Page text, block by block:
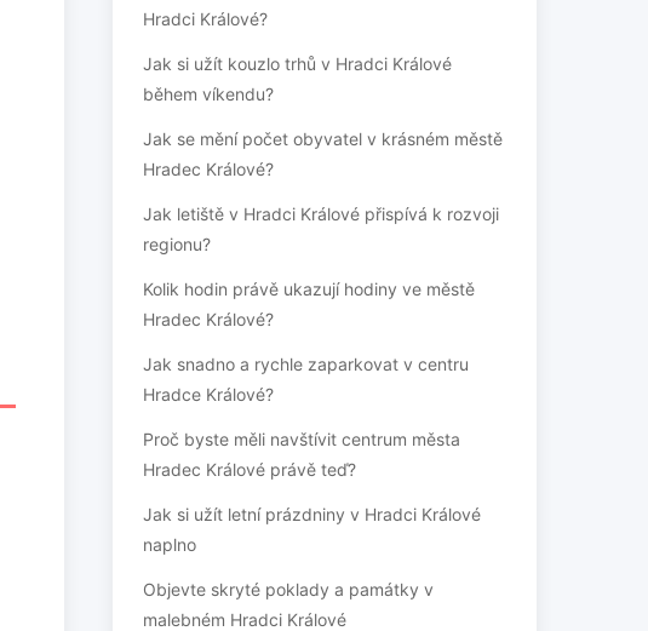
Hradci Králové?
Jak si užít kouzlo trhů v Hradci Králové
během víkendu?
Jak se mění počet obyvatel v krásném městě
Hradec Králové?
Jak letiště v Hradci Králové přispívá k rozvoji
regionu?
Kolik hodin právě ukazují hodiny ve městě
Hradec Králové?
Jak snadno a rychle zaparkovat v centru
Hradce Králové?
Proč byste měli navštívit centrum města
Hradec Králové právě teď?
Jak si užít letní prázdniny v Hradci Králové
naplno
Objevte skryté poklady a památky v
malebném Hradci Králové